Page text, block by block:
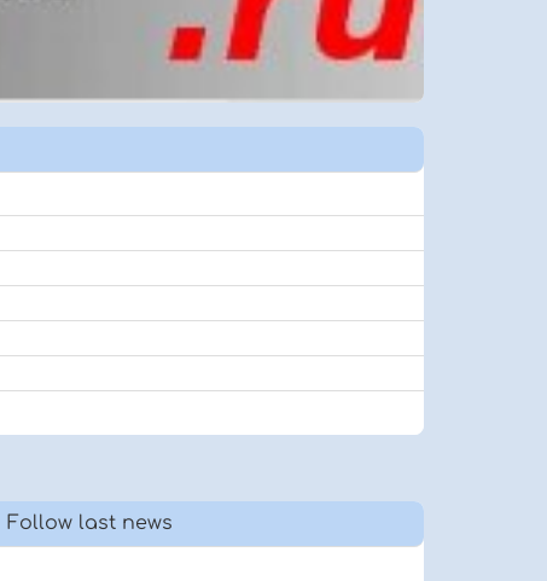
Follow last news